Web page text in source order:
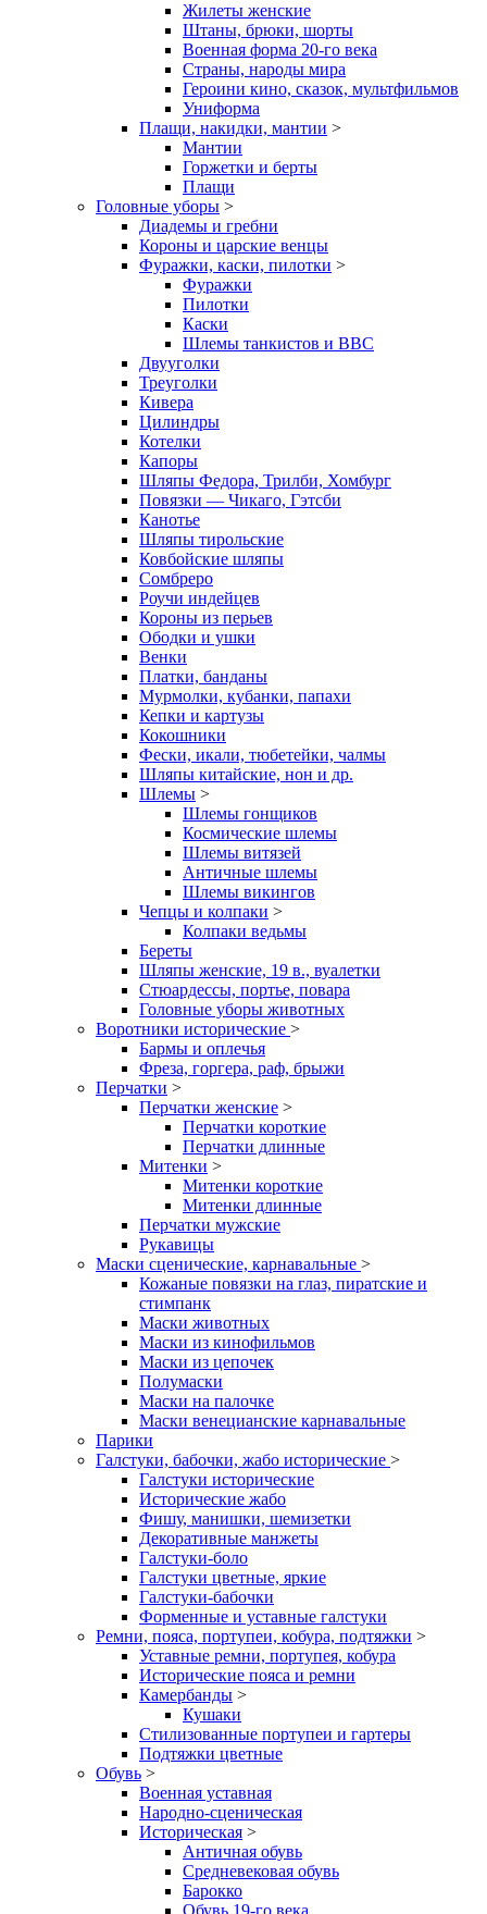
Жилеты женские
Штаны, брюки, шорты
Военная форма 20-го века
Страны, народы мира
Героини кино, сказок, мультфильмов
Униформа
Плащи, накидки, мантии >
Мантии
Горжетки и берты
Плащи
Головные уборы >
Диадемы и гребни
Короны и царские венцы
Фуражки, каски, пилотки >
Фуражки
Пилотки
Каски
Шлемы танкистов и ВВС
Двууголки
Треуголки
Кивера
Цилиндры
Котелки
Капоры
Шляпы Федора, Трилби, Хомбург
Повязки — Чикаго, Гэтсби
Канотье
Шляпы тирольские
Ковбойские шляпы
Сомбреро
Роучи индейцев
Короны из перьев
Ободки и ушки
Венки
Платки, банданы
Мурмолки, кубанки, папахи
Кепки и картузы
Кокошники
Фески, икали, тюбетейки, чалмы
Шляпы китайские, нон и др.
Шлемы >
Шлемы гонщиков
Космические шлемы
Шлемы витязей
Античные шлемы
Шлемы викингов
Чепцы и колпаки >
Колпаки ведьмы
Береты
Шляпы женские, 19 в., вуалетки
Стюардессы, портье, повара
Головные уборы животных
Воротники исторические >
Бармы и оплечья
Фреза, горгера, раф, брыжи
Перчатки >
Перчатки женские >
Перчатки короткие
Перчатки длинные
Митенки >
Митенки короткие
Митенки длинные
Перчатки мужские
Рукавицы
Маски сценические, карнавальные >
Кожаные повязки на глаз, пиратские и
стимпанк
Маски животных
Маски из кинофильмов
Маски из цепочек
Полумаски
Маски на палочке
Маски венецианские карнавальные
Парики
Галстуки, бабочки, жабо исторические >
Галстуки исторические
Исторические жабо
Фишу, манишки, шемизетки
Декоративные манжеты
Галстуки-боло
Галстуки цветные, яркие
Галстуки-бабочки
Форменные и уставные галстуки
Ремни, пояса, портупеи, кобура, подтяжки >
Уставные ремни, портупея, кобура
Исторические пояса и ремни
Камербанды >
Кушаки
Стилизованные портупеи и гартеры
Подтяжки цветные
Обувь >
Военная уставная
Народно-сценическая
Историческая >
Античная обувь
Средневековая обувь
Барокко
Обувь 19-го века